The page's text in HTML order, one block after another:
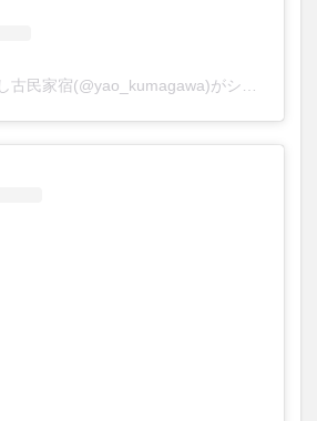
八百熊川 一棟貸し古民家宿(@yao_kumagawa)がシェアした投稿